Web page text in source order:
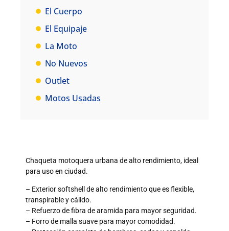
El Cuerpo
El Equipaje
La Moto
No Nuevos
Outlet
Motos Usadas
Chaqueta motoquera urbana de alto rendimiento, ideal
para uso en ciudad.
– Exterior softshell de alto rendimiento que es flexible,
transpirable y cálido.
– Refuerzo de fibra de aramida para mayor seguridad.
– Forro de malla suave para mayor comodidad.